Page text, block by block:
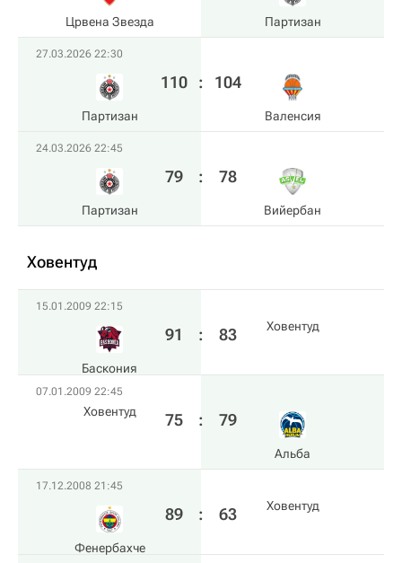
Црвена Звезда Партизан
27.03.2026 22:30
Партизан
110 : 104
Валенсия
24.03.2026 22:45
Партизан
79 : 78
Вийербан
Ховентуд
15.01.2009 22:15
Баскония
91 : 83 Ховентуд
07.01.2009 22:45
Ховентуд 75 : 79
Альба
17.12.2008 21:45
Фенербахче
89 : 63 Ховентуд